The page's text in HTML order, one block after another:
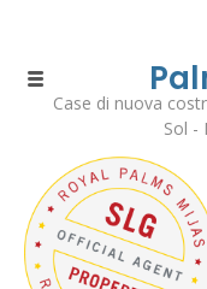
Case di nuova
Sol -